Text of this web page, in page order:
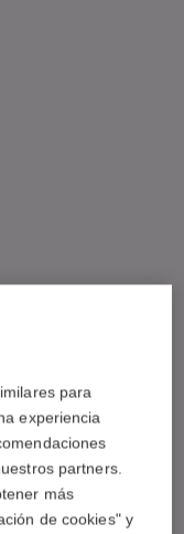
para
experiencia
partners.
más
de cookies" y